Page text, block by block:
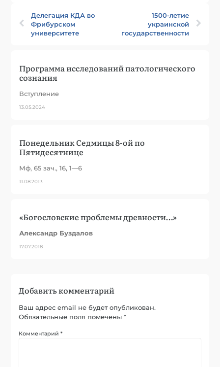
Делегация КДА во
Фрибурском
университете
1500-летие
украинской
государственности
Программа исследований патологического
сознания
Вступление
13.05.2024
Понедельник Седмицы 8-ой по
Пятидесятнице
Мф, 65 зач., 16, 1—6
11.08.2013
«Богословские проблемы древности…»
Александр Буздалов
17.07.2018
Добавить комментарий
Ваш адрес email не будет опубликован.
Обязательные поля помечены*
Комментарий*